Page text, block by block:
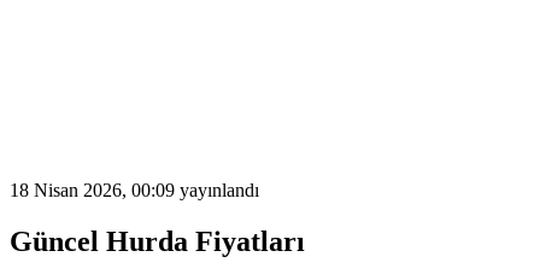
18 Nisan 2026, 00:09 yayınlandı
Güncel Hurda Fiyatları